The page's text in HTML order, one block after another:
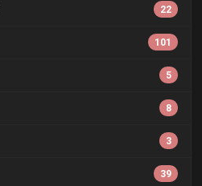
22
101
5
8
3
39